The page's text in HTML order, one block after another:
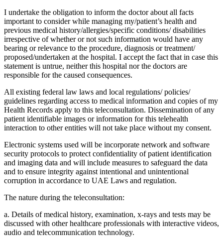
I undertake the obligation to inform the doctor about all facts
important to consider while managing my/patient’s health and
previous medical history/allergies/specific conditions/ disabilities
irrespective of whether or not such information would have any
bearing or relevance to the procedure, diagnosis or treatment/
proposed/undertaken at the hospital. I accept the fact that in case this
statement is untrue, neither this hospital nor the doctors are
responsible for the caused consequences.
All existing federal law laws and local regulations/ policies/
guidelines regarding access to medical information and copies of my
Health Records apply to this teleconsultation. Dissemination of any
patient identifiable images or information for this telehealth
interaction to other entities will not take place without my consent.
Electronic systems used will be incorporate network and software
security protocols to protect confidentiality of patient identification
and imaging data and will include measures to safeguard the data
and to ensure integrity against intentional and unintentional
corruption in accordance to UAE Laws and regulation.
The nature during the teleconsultation:
a. Details of medical history, examination, x-rays and tests may be
discussed with other healthcare professionals with interactive videos,
audio and telecommunication technology.